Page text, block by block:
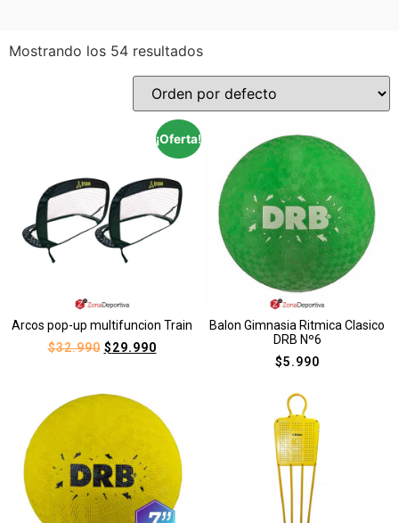
Mostrando los 54 resultados
¡Oferta!
Arcos pop-up multifuncion Train
$32.990 $29.990
Balon Gimnasia Ritmica Clasico
DRB Nº6
$5.990